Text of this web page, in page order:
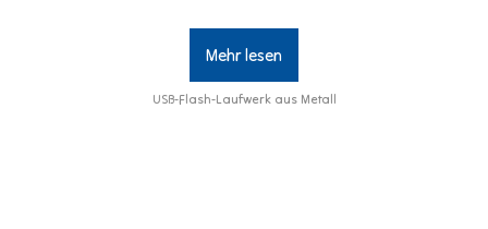
Mehr lesen
USB-Flash-Laufwerk aus Metall